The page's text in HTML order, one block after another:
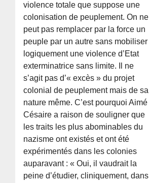
violence totale que suppose une
colonisation de peuplement. On ne
peut pas remplacer par la force un
peuple par un autre sans mobiliser
logiquement une violence d’Etat
exterminatrice sans limite. Il ne
s’agit pas d’« excès » du projet
colonial de peuplement mais de sa
nature même. C’est pourquoi Aimé
Césaire a raison de souligner que
les traits les plus abominables du
nazisme ont existés et ont été
expérimentés dans les colonies
auparavant : « Oui, il vaudrait la
peine d’étudier, cliniquement, dans